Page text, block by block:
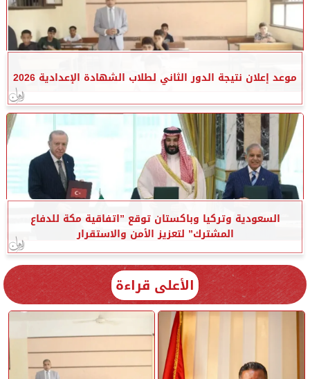
موعد إعلان نتيجة الدور الثاني لطلاب الشهادة الإعدادية 2026
السعودية وتركيا وباكستان توقع ”اتفاقية مكة للدفاع
المشترك” لتعزيز الأمن والاستقرار
الأعلى قراءة